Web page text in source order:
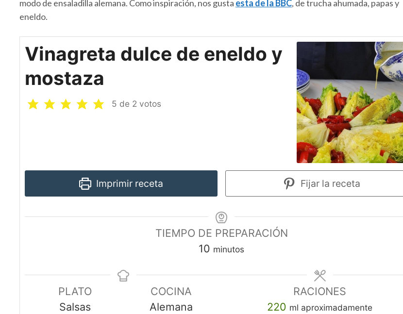
modo de ensaladilla alemana. Como inspiración, nos gusta esta de la BBC, de trucha ahumada, papas y
eneldo.
Vinagreta dulce de eneldo y
mostaza
5 de 2 votos
Imprimir receta Fijar la receta
TIEMPO DE PREPARACIÓN
10 minutos
PLATO
Salsas
COCINA
Alemana
RACIONES
220 ml aproximadamente